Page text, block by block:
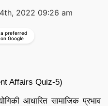
2022 09:26 am
preferred
Google
Affairs Quiz-5)
आधारित सामाजिक प्रभाव